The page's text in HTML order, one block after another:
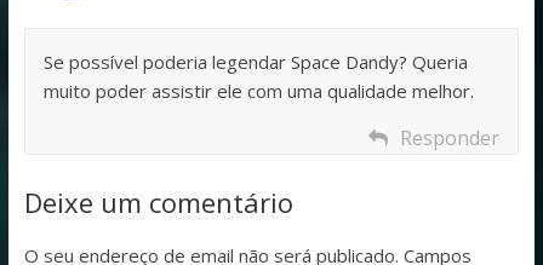
Se possível poderia legendar Space Dandy? Queria
muito poder assistir ele com uma qualidade melhor.
Responder
Deixe um comentário
O seu endereço de email não será publicado. Campos